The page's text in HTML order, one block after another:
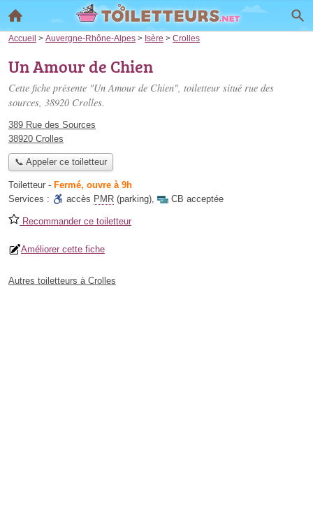
Accueil > Auvergne-Rhône-Alpes > Isère > Crolles
Un Amour de Chien
Cette fiche présente "Un Amour de Chien", toiletteur situé rue des
sources, 38920 Crolles.
389 Rue des Sources
38920 Crolles
📞 Appeler ce toiletteur
Toiletteur - Fermé, ouvre à 9h
Services :
accès PMR (parking), CB acceptée
Recommander ce toiletteur
Améliorer cette fiche
Autres toiletteurs à Crolles